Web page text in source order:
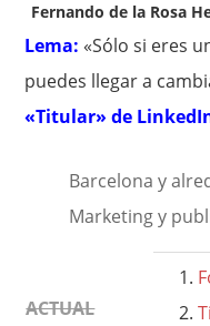
Fernando de la Rosa
Lema: «Sólo si eres
puedes llegar a
«Titular» de
Barcelona y
Marketing y
ACTUAL